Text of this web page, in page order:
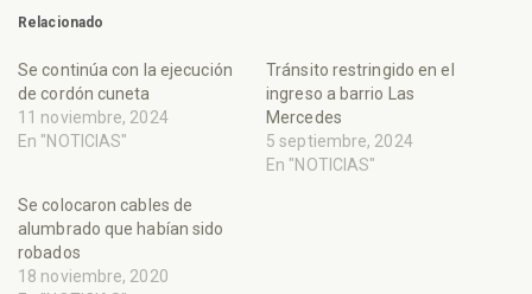
Relacionado
Se continúa con la ejecución
de cordón cuneta
11 noviembre, 2024
En "NOTICIAS"
Tránsito restringido en el
ingreso a barrio Las
Mercedes
5 septiembre, 2024
En "NOTICIAS"
Se colocaron cables de
alumbrado que habían sido
robados
18 noviembre, 2020